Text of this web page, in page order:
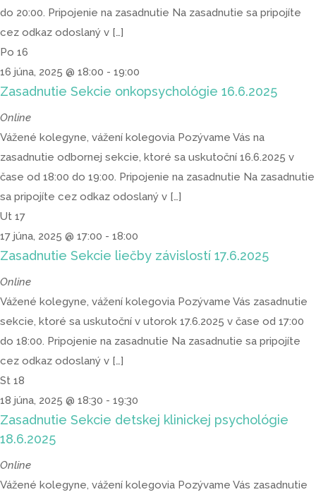
do 20:00. Pripojenie na zasadnutie Na zasadnutie sa pripojíte
cez odkaz odoslaný v […]
Po 16
16 júna, 2025 @ 18:00 - 19:00
Zasadnutie Sekcie onkopsychológie 16.6.2025
Online
Vážené kolegyne, vážení kolegovia Pozývame Vás na
zasadnutie odbornej sekcie, ktoré sa uskutoční 16.6.2025 v
čase od 18:00 do 19:00. Pripojenie na zasadnutie Na zasadnutie
sa pripojíte cez odkaz odoslaný v […]
Ut 17
17 júna, 2025 @ 17:00 - 18:00
Zasadnutie Sekcie liečby závislostí 17.6.2025
Online
Vážené kolegyne, vážení kolegovia Pozývame Vás zasadnutie
sekcie, ktoré sa uskutoční v utorok 17.6.2025 v čase od 17:00
do 18:00. Pripojenie na zasadnutie Na zasadnutie sa pripojíte
cez odkaz odoslaný v […]
St 18
18 júna, 2025 @ 18:30 - 19:30
Zasadnutie Sekcie detskej klinickej psychológie
18.6.2025
Online
Vážené kolegyne, vážení kolegovia Pozývame Vás zasadnutie